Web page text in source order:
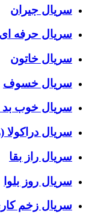
سریال جیران
سریال حرفه ای
سریال خاتون
سریال خسوف
سریال خوب بد
سریال دراکولا
سریال راز بقا
سریال روز بلوا
سریال زخم